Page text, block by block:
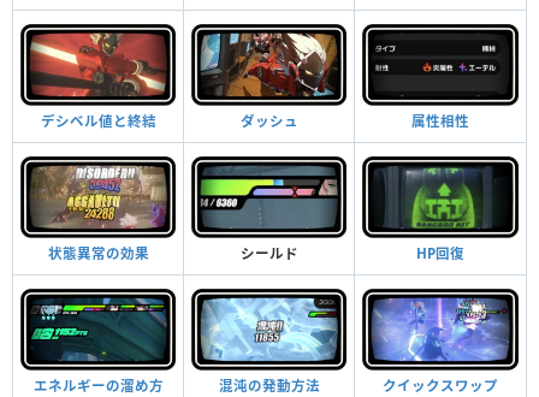
デシベル値と終結 ダッシュ 属性相性
状態異常の効果 シールド HP回復
エネルギーの溜め方 混沌の発動方法 クイックスワップ